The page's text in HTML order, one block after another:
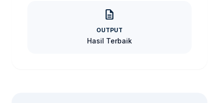
marketing, tersedia berbagai paket yang
dapat disesuaikan dengan kebutuhan Anda.
Berikut adalah beberapa paket yang kami
tawarkan: Untuk membandingkan opsi yang
description
OUTPUT
Hasil Terbaik